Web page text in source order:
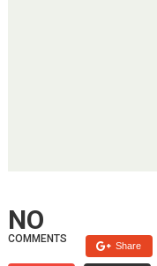
NO
COMMENTS
Share